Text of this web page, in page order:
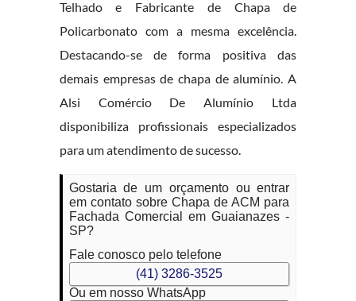
Telhado e Fabricante de Chapa de
Policarbonato com a mesma excelência.
Destacando-se de forma positiva das
demais empresas de chapa de alumínio. A
Alsi Comércio De Alumínio Ltda
disponibiliza profissionais especializados
para um atendimento de sucesso.
Gostaria de um orçamento ou entrar
em contato sobre Chapa de ACM para
Fachada Comercial em Guaianazes -
SP?
Fale conosco pelo telefone
(41) 3286-3525
Ou em nosso WhatsApp